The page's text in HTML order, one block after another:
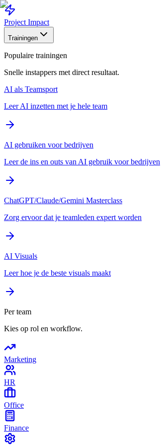
Project Impact
Trainingen
Populaire trainingen
Snelle instappers met direct resultaat.
AI als Teamsport
Leer AI inzetten met je hele team
AI gebruiken voor bedrijven
Leer de ins en outs van AI gebruik voor bedrijven
ChatGPT/Claude/Gemini Masterclass
Zorg ervoor dat je teamleden expert worden
AI Visuals
Leer hoe je de beste visuals maakt
Per team
Kies op rol en workflow.
Marketing
HR
Office
Finance